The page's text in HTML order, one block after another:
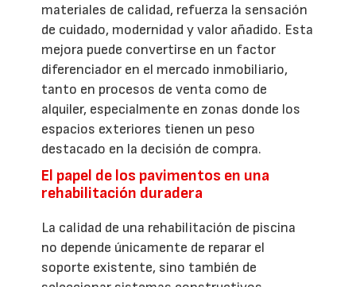
materiales de calidad, refuerza la sensación
de cuidado, modernidad y valor añadido. Esta
mejora puede convertirse en un factor
diferenciador en el mercado inmobiliario,
tanto en procesos de venta como de
alquiler, especialmente en zonas donde los
espacios exteriores tienen un peso
destacado en la decisión de compra.
El papel de los pavimentos en una
rehabilitación duradera
La calidad de una rehabilitación de piscina
no depende únicamente de reparar el
soporte existente, sino también de